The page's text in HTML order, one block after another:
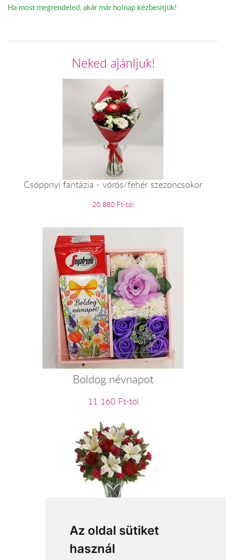
Az oldal sütiket
használ
Ha most megrendeled, akár már holnap kézbesítjük!
Neked ajánljuk!
Csöppnyi fantázia - vörös/fehér szezoncsokor
20 880 Ft-tól
Boldog névnapot
11 160 Ft-tól
Be my Valentine
38 640 Ft-tól